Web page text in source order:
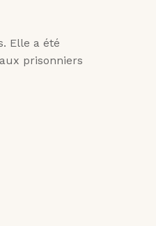
Elle a été
prisonniers